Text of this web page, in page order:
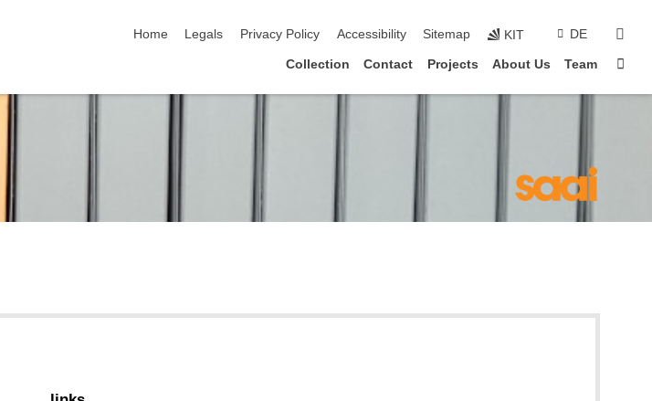
Home
Legals Privacy Policy Accessibility Sitemap KIT DE
Collection Contact Projects About Us Team